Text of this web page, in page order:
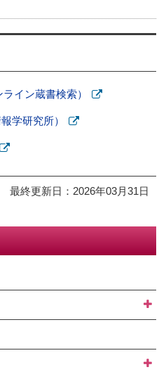
イン蔵書検索）
開
ま
学研究所）
ー
ジ
開
ま
最終更新日：2026年03月31日